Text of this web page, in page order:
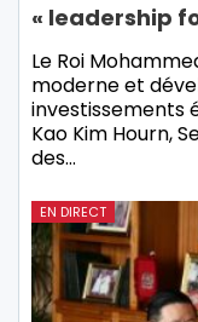
« leadership
Le Roi
moderne et
investissements
Kao Kim Hourn,
des…
EN DIRECT